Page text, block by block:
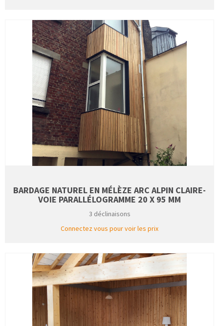
BARDAGE NATUREL EN MÉLÈZE ARC ALPIN CLAIRE-
VOIE PARALLÉLOGRAMME 20 X 95 MM
3 déclinaisons
Connectez vous pour voir les prix